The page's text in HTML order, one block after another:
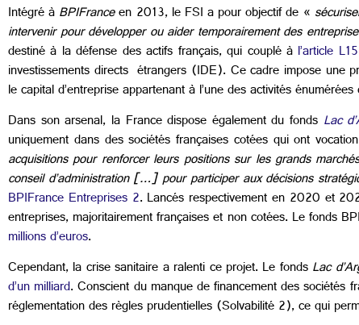
Intégré àBPIFranceen 2013, le FSI a pour objectif de «
intervenir pour développer ou aider temporairement des
destiné à la défense des actifs français, qui couplé àl’article
investissements directs étrangers (IDE). Ce cadre impose une
le capital d’entreprise appartenant à l’une des activités
Dans son arsenal, la France dispose également du fonds Lac
uniquement dans des sociétés françaises cotées qui ont
acquisitions pour renforcer leurs positions sur les grands
conseil d’administration […] pour participer aux décisions
BPIFrance Entreprises 2. Lancés respectivement en 2020 et
entreprises, majoritairement françaises et non cotées. Le fonds
millions d’euros.
Cependant, la crise sanitaire a ralenti ce projet. Le fondsLac
d’un milliard. Conscient du manque de financement des sociétés
réglementation des règles prudentielles (Solvabilité 2), ce qui